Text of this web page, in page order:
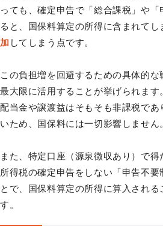
っても、確定申告で「総合課税」や
ると、国保料算定の所得に含まれてし
加 してしまう点です。
この負担増を回避するための具体的
最大限に活用することが挙げられます
配当金や譲渡益はそもそも非課税であ
いため、国保料には一切影響しません
また、特定口座（源泉徴収あり）で得
所得税の確定申告をしない「申告不要
とで、国保料算定の所得に算入され
す。